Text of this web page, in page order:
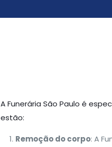
A Funerária São Paulo é
estão:
Remoção do corpo: A